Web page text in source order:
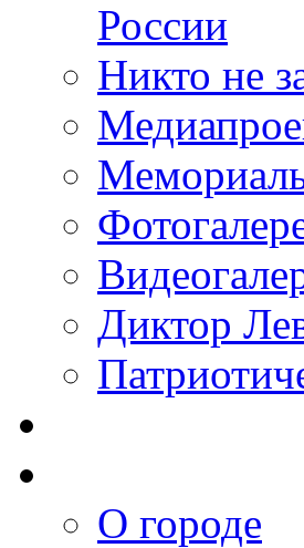
России
Никто не
Диктор
О городе